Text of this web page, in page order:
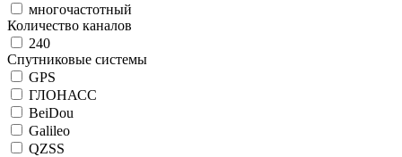
многочастотный
Количество каналов
240
Спутниковые системы
GPS
ГЛОНАСС
BeiDou
Galileo
QZSS